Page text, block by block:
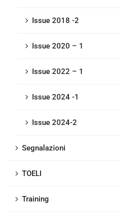
Issue 2018 -2
Issue 2020 – 1
Issue 2022 – 1
Issue 2024 -1
Issue 2024-2
Segnalazioni
TOELI
Training